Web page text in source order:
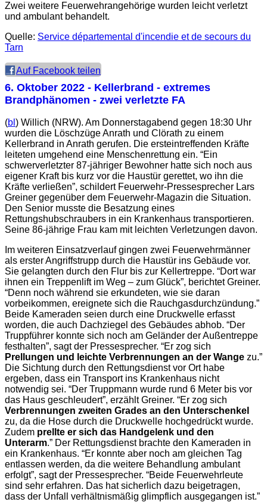
Zwei weitere Feuerwehrangehörige wurden leicht verletzt
und ambulant behandelt.
Quelle: Service départemental d'incendie et de secours du
Tarn
Auf Facebook teilen
6. Oktober 2022 - Kellerbrand - extremes
Brandphänomen - zwei verletzte FA
(bl ) Willich (NRW). Am Donnerstagabend gegen 18:30 Uhr
wurden die Löschzüge Anrath und Clörath zu einem
Kellerbrand in Anrath gerufen. Die ersteintreffenden Kräfte
leiteten umgehend eine Menschenrettung ein. “Ein
schwerverletzter 87-jähriger Bewohner hatte sich noch aus
eigener Kraft bis kurz vor die Haustür gerettet, wo ihn die
Kräfte verließen”, schildert Feuerwehr-Pressesprecher Lars
Greiner gegenüber dem Feuerwehr-Magazin die Situation.
Den Senior musste die Besatzung eines
Rettungshubschraubers in ein Krankenhaus transportieren.
Seine 86-jährige Frau kam mit leichten Verletzungen davon.
Im weiteren Einsatzverlauf gingen zwei Feuerwehrmänner
als erster Angriffstrupp durch die Haustür ins Gebäude vor.
Sie gelangten durch den Flur bis zur Kellertreppe. “Dort war
ihnen ein Treppenlift im Weg – zum Glück”, berichtet Greiner.
“Denn noch während sie erkundeten, wie sie daran
vorbeikommen, ereignete sich die Rauchgasdurchzündung.”
Beide Kameraden seien durch eine Druckwelle erfasst
worden, die auch Dachziegel des Gebäudes abhob. “Der
Truppführer konnte sich noch am Geländer der Außentreppe
festhalten”, sagt der Pressesprecher. “Er zog sich
Prellungen und leichte Verbrennungen an der Wange zu.”
Die Sichtung durch den Rettungsdienst vor Ort habe
ergeben, dass ein Transport ins Krankenhaus nicht
notwendig sei. “Der Truppmann wurde rund 6 Meter bis vor
das Haus geschleudert”, erzählt Greiner. “Er zog sich
Verbrennungen zweiten Grades an den Unterschenkel
zu, da die Hose durch die Druckwelle hochgedrückt wurde.
Zudem prellte er sich das Handgelenk und den
Unterarm.” Der Rettungsdienst brachte den Kameraden in
ein Krankenhaus. “Er konnte aber noch am gleichen Tag
entlassen werden, da die weitere Behandlung ambulant
erfolgt”, sagt der Pressesprecher. “Beide Feuerwehrleute
sind sehr erfahren. Das hat sicherlich dazu beigetragen,
dass der Unfall verhältnismäßig glimpflich ausgegangen ist.”